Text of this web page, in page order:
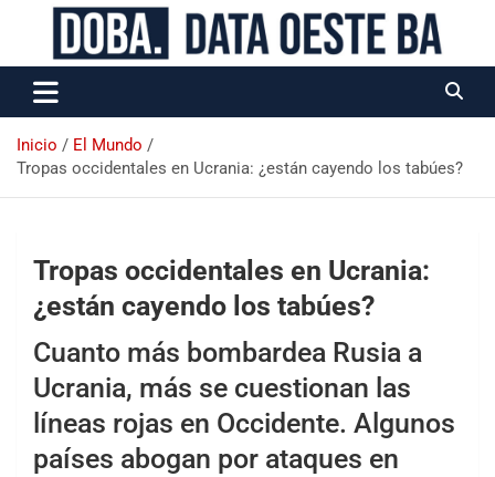
Data Oeste BA
Inicio
El Mundo
Tropas occidentales en Ucrania: ¿están cayendo los tabúes?
Tropas occidentales en Ucrania:
¿están cayendo los tabúes?
Cuanto más bombardea Rusia a
Ucrania, más se cuestionan las
líneas rojas en Occidente. Algunos
países abogan por ataques en